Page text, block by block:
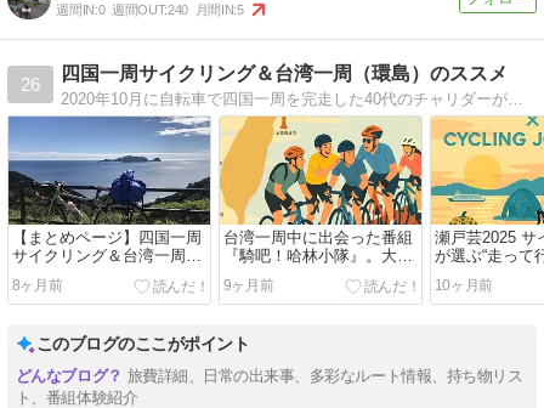
週間IN:0 週間OUT:240 月間IN:5
26
四国一周サイクリング＆台湾一周（環島）のススメ
2020年10月に自転車で四国一周を完走した40代のチャリダーが、その体験を記録して、四国一周サイクリングの良さをお伝えし、1人でも多くの人達が四国一周の虜になることを勝手に目指して書き綴るブログ。2023年10月台湾一周にチャレンジ！
【まとめページ】四国一周
サイクリング＆台湾一周
（環島）のススメ
8ヶ月前
台湾一周中に出会った番組
『騎吧！哈林小隊』。大環
島を走る姿にシンクロ！
9ヶ月前
瀬戸芸2025 サ
が選ぶ“走って
ートスポット
10ヶ月前
このブログのここがポイント
旅費詳細、日常の出来事、多彩なルート情報、持ち物リス
ト、番組体験紹介